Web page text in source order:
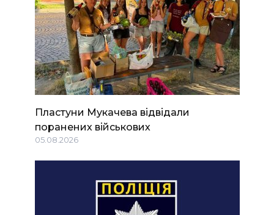
Пластуни Мукачева відвідали
поранених військових
05.08.2026